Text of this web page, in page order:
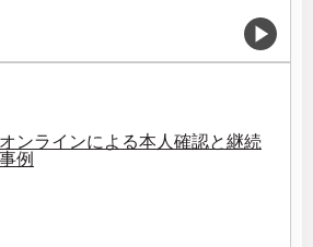
ンラインによる本人確認と継続
例